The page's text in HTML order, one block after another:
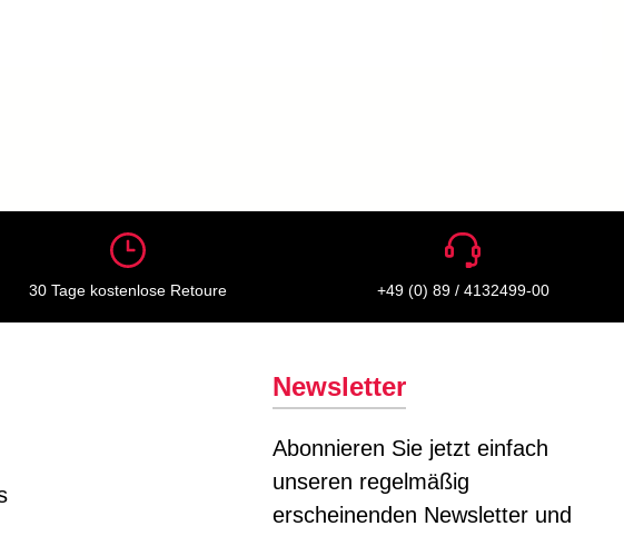
30 Tage kostenlose Retoure +49 (0) 89 / 4132499-00
Newsletter
Abonnieren Sie jetzt einfach
unseren regelmäßig
erscheinenden Newsletter und